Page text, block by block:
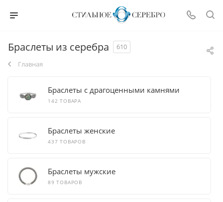
Браслеты из серебра
610
Главная
Браслеты с драгоценными камнями
142 ТОВАРА
Браслеты женские
437 ТОВАРОВ
Браслеты мужские
89 ТОВАРОВ